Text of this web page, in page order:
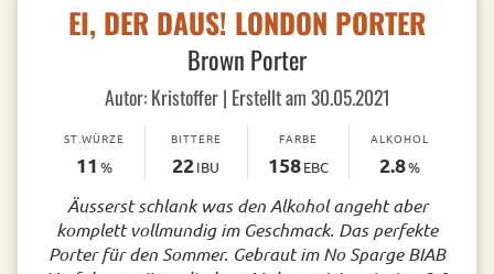
EI, DER DAUS! LONDON PORTER
Brown Porter
Autor: Kristoffer | Erstellt am 30.05.2021
ST.WÜRZE
11 %
BITTERE
22IBU
FARBE
158EBC
ALKOHOL
2.8%
Äusserst schlank was den Alkohol angeht aber
komplett vollmundig im Geschmack. Das perfekte
Porter für den Sommer. Gebraut im No Sparge BIAB